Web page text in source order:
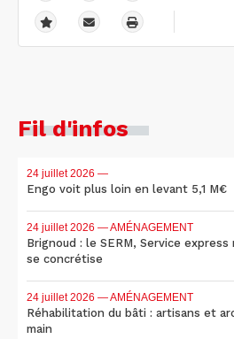
Fil d'infos
24 juillet 2026 —
Engo voit plus loin en levant 5,1 M€
24 juillet 2026 — AMÉNAGEMENT
Brignoud : le SERM, Service
se concrétise
24 juillet 2026 — AMÉNAGEMENT
Réhabilitation du bâti : artisans et
main